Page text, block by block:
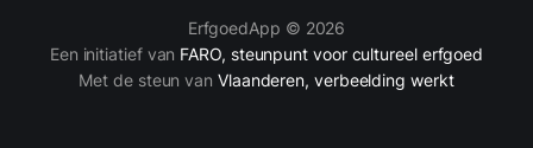
ErfgoedApp © 2026
Een initiatief van FARO, steunpunt voor cultureel erfgoed
Met de steun van Vlaanderen, verbeelding werkt